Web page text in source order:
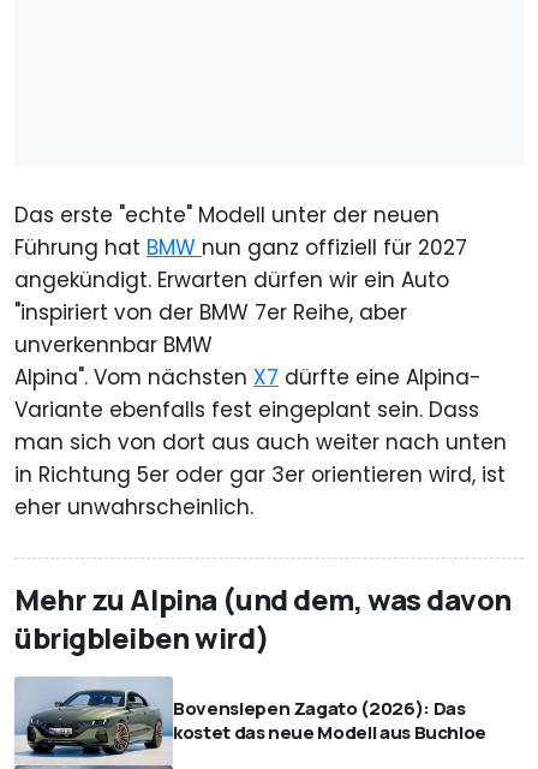
Das erste "echte" Modell unter der neuen
Führung hat BMW nun ganz offiziell für 2027
angekündigt. Erwarten dürfen wir ein Auto
"inspiriert von der BMW 7er Reihe, aber
unverkennbar BMW
Alpina". Vom nächsten X7 dürfte eine Alpina-
Variante ebenfalls fest eingeplant sein. Dass
man sich von dort aus auch weiter nach unten
in Richtung 5er oder gar 3er orientieren wird, ist
eher unwahrscheinlich.
Mehr zu Alpina (und dem, was davon
übrigbleiben wird)
Bovensiepen Zagato (2026): Das
kostet das neue Modell aus Buchloe